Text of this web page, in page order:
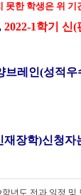
못한 학생은 위 기
2022-1학기 신(
브레인(성적우
재장학)신청자